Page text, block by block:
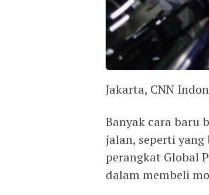
Jakarta, CNN
Banyak cara baru
jalan, seperti
perangkat Global
dalam membeli